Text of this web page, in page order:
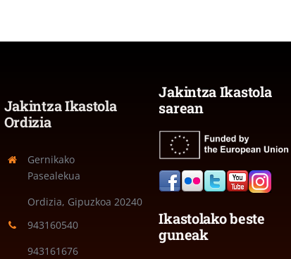
Jakintza Ikastola
Ordizia
Gernikako
Pasealekua
Ordizia, Gipuzkoa20240
943160540
943161676
Jakintza Ikastola
sarean
Ikastolako beste
guneak